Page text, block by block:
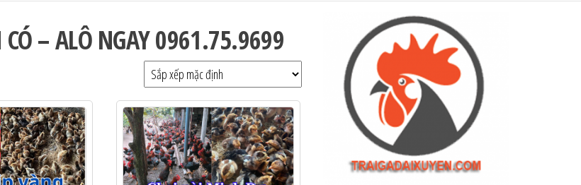
– ALÔ NGAY 0961.75.9699